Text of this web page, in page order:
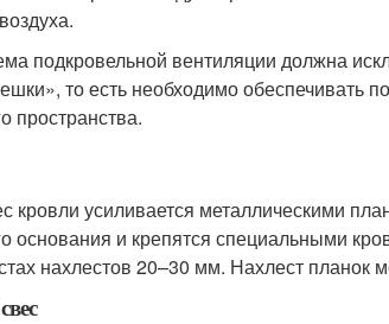
подкровельной вентиляции должна
то есть необходимо обеспечивать
пространства.
кровли усиливается металлическими
основания и крепятся специальными
нахлестов 20–30 мм. Нахлест планок